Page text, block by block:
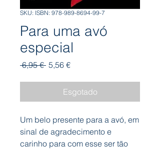
SKU: ISBN: 978-989-8694-99-7
Para uma avó
especial
6,95 € Preço
5,56 €Preço
Esgotado
Um belo presente para a avó, em
sinal de agradecimento e
carinho para com esse ser tão